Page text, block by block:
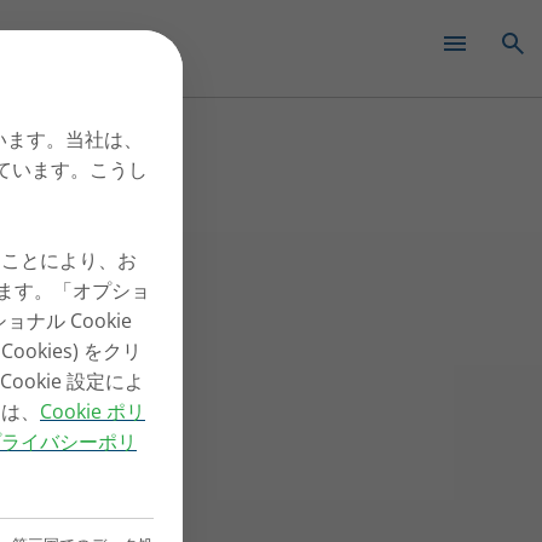
す。当社は、
います。こうし
とにより、お
す。「オプショ
ナル Cookie
をクリ
設定によ
、 Cookie ポリ
イバシーポリ